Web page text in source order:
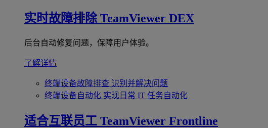
实时故障排除 TeamViewer DEX
后台自动修复问题，保障用户体验。
了解详情
终端设备故障排查 识别并解决问题
终端设备自动化 实现日常 IT 任务自动化
适合互联员工 TeamViewer Frontline